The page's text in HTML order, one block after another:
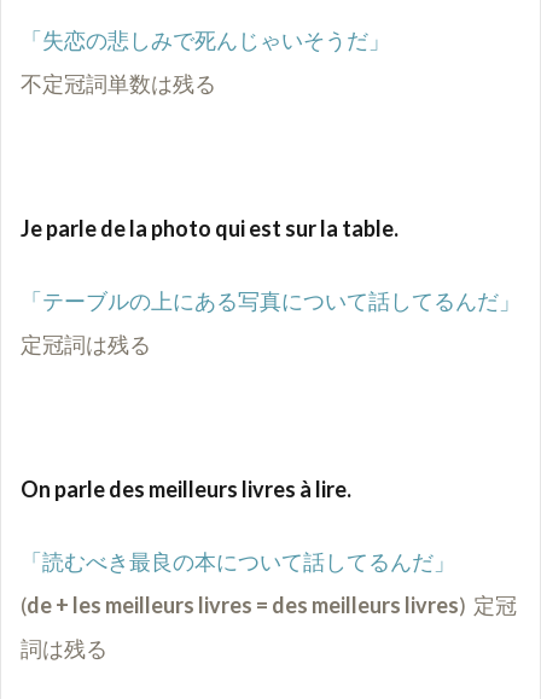
「失恋の悲しみで死んじゃいそうだ」
不定冠詞単数は残る
Je parle de la photo qui est sur la table.
「テーブルの上にある写真について話してるんだ」
定冠詞は残る
On parle des meilleurs livres à lire.
「読むべき最良の本について話してるんだ」
(de + les meilleurs livres = des meilleurs livres) 定冠
詞は残る